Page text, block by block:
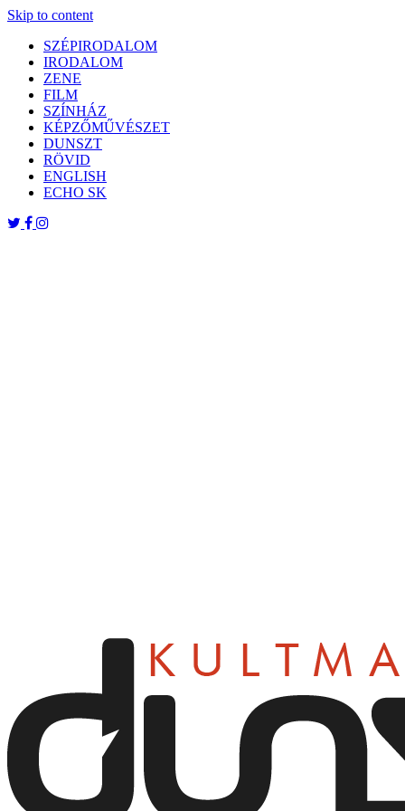
Skip to content
SZÉPIRODALOM
IRODALOM
ZENE
FILM
SZÍNHÁZ
KÉPZŐMŰVÉSZET
DUNSZT
RÖVID
ENGLISH
ECHO SK